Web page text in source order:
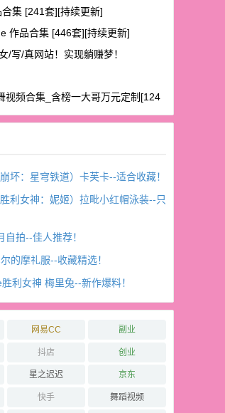
集 [241套][持续更新]
作品合集 [446套][持续更新]
/写/真网站！实现躺赚梦！
视频合集_含榜一大哥万元定制[124
坏：星穹铁道）卡芙卡--适合收藏！
利女神：妮姬）拉毗小红帽泳装--只
自拍--佳人推荐！
的摩礼服--收藏精选！
利女神 梅里兔--新作爆料！
网易CC 副业
抖店 创业
星之迟迟 京东
快手 舞蹈视频